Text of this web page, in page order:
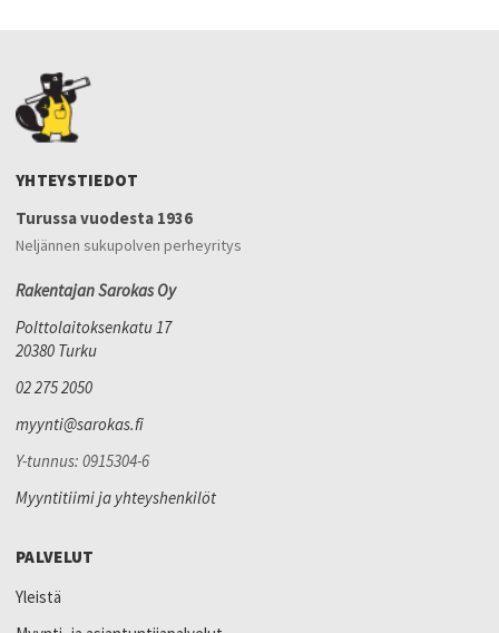
YHTEYSTIEDOT
Turussa vuodesta 1936
Neljännen sukupolven perheyritys
Rakentajan Sarokas Oy
Polttolaitoksenkatu 17
20380 Turku
02 275 2050
myynti@sarokas.fi
Y-tunnus: 0915304-6
Myyntitiimi ja yhteyshenkilöt
PALVELUT
Yleistä